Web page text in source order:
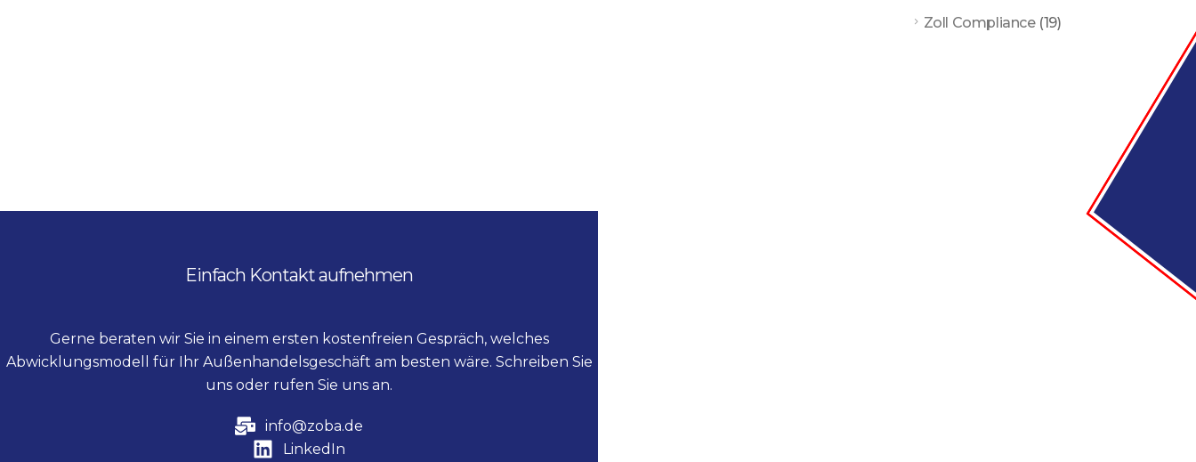
Zoll Compliance(19)
Einfach Kontakt aufnehmen
Gerne beraten wir Sie in einem ersten kostenfreien Gespräch, welches
Abwicklungsmodell für Ihr Außenhandelsgeschäft am besten wäre. Schreiben Sie
uns oder rufen Sie uns an.
info@zoba.de
LinkedIn